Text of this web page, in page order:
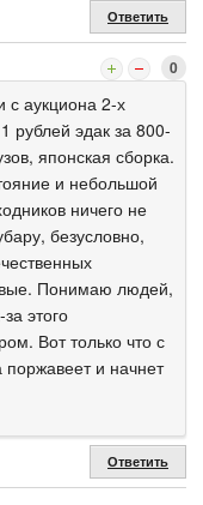
Ответить
0
аукциона 2-х
рублей эдак за 800-
японская сборка.
и небольшой
ничего не
безусловно,
Понимаю людей,
этого
Вот только что с
поржавеет и начнет
Ответить